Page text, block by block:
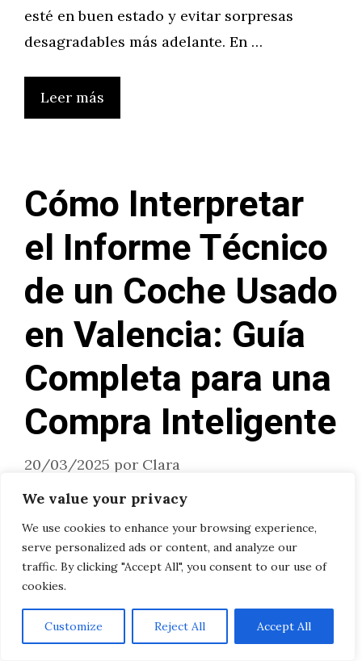
We value your privacy
We use cookies to enhance your browsing experience,
serve personalized ads or content, and analyze our
traffic. By clicking "Accept All", you consent to our use of
cookies.
Customize Reject All Accept All
esté en buen estado y evitar sorpresas
desagradables más adelante. En …
Leer más
Cómo Interpretar
el Informe Técnico
de un Coche Usado
en Valencia: Guía
Completa para una
Compra Inteligente
20/03/2025 por Clara
Comprar un coche usado en Valencia puede
ser una excelente decisión para ahorrar
dinero y encontrar un vehículo que se
asegurarte de que estás haciendo una
inversión segura, es fundamental